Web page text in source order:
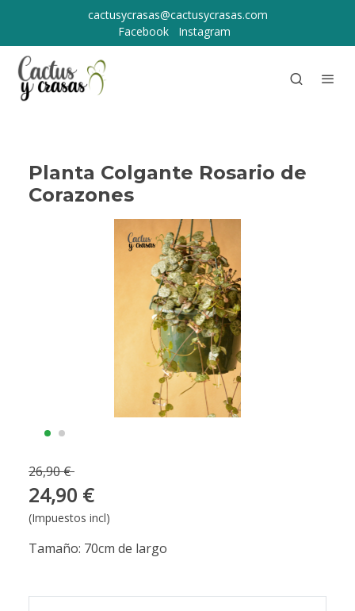
cactusycrasas@cactusycrasas.com
Facebook
Instagram
Planta Colgante Rosario de
Corazones
26,90 €
24,90 €
(Impuestos incl)
Tamaño: 70cm de largo